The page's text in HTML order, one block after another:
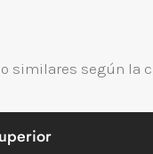
similares según la